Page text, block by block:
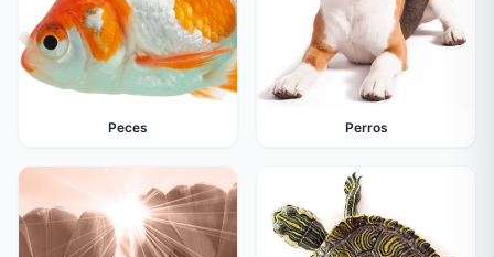
Peces Perros